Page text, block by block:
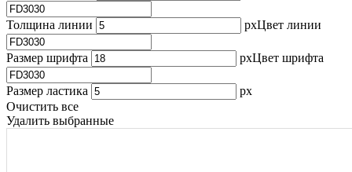
Толщина линии pxЦвет линии
Размер шрифта pxЦвет шрифта
Размер ластика
px
Очистить все
Удалить выбранные